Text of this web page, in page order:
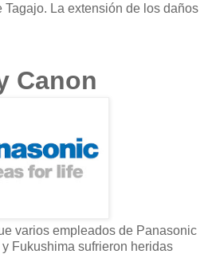
La extensión de los daños
Canon
varios empleados de Panasonic
Fukushima sufrieron heridas